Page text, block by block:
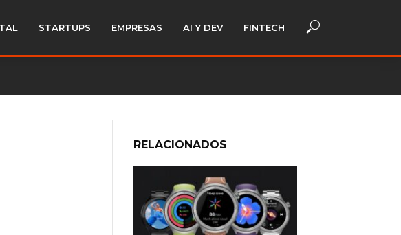
STARTUPS EMPRESAS AI Y DEV FINTECH
RELACIONADOS